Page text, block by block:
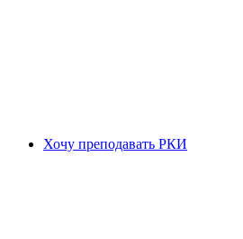
Хочу преподавать РКИ